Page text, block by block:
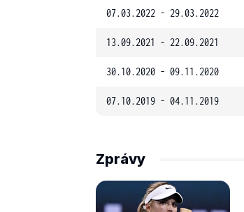
07.03.2022 - 29.03.2022
13.09.2021 - 22.09.2021
30.10.2020 - 09.11.2020
07.10.2019 - 04.11.2019
Zprávy